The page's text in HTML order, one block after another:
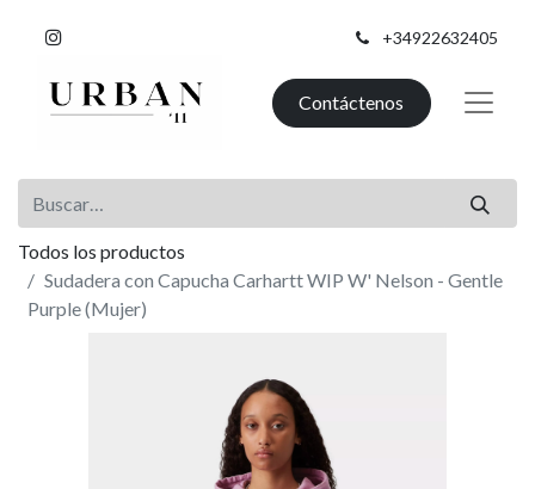
+34922632405
Contáctenos
Todos los productos
Sudadera con Capucha Carhartt WIP W' Nelson - Gentle
Purple (Mujer)